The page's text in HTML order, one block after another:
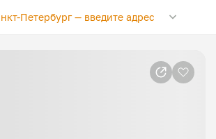
Петербург —введите адрес